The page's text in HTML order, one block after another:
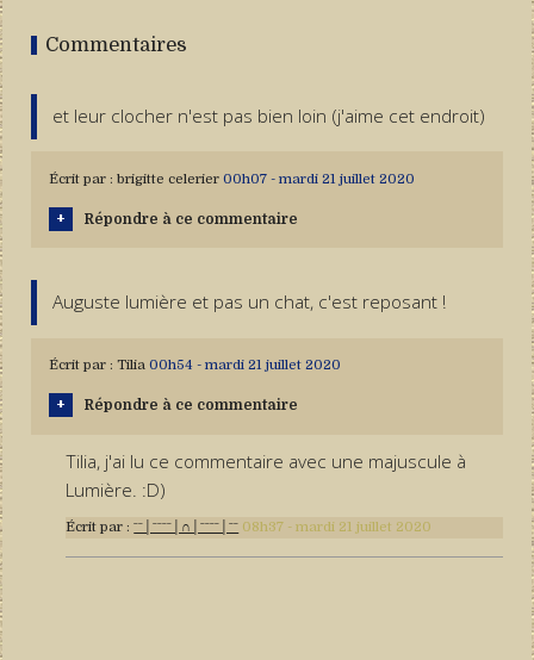
Commentaires
et leur clocher n'est pas bien loin (j'aime cet endroit)
Écrit par : brigitte celerier 00h07- mardi 21 juillet 2020
Répondre à ce commentaire
Auguste lumière et pas un chat, c'est reposant !
Écrit par : Tilia 00h54 - mardi 21 juillet 2020
Répondre à ce commentaire
Tilia, j'ai lu ce commentaire avec une majuscule à
Lumière. :D)
Écrit par :ˉˉ│ˉˉˉˉ│∩│ˉˉˉˉ│ˉˉ 08h37 -mardi 21 juillet 2020